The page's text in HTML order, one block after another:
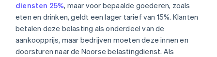
diensten 25%, maar voor bepaalde goederen, zoals
eten en drinken, geldt een lager tarief van 15%. Klanten
betalen deze belasting als onderdeel van de
aankoopprijs, maar bedrijven moeten deze innen en
doorsturen naar de Noorse belastingdienst. Als